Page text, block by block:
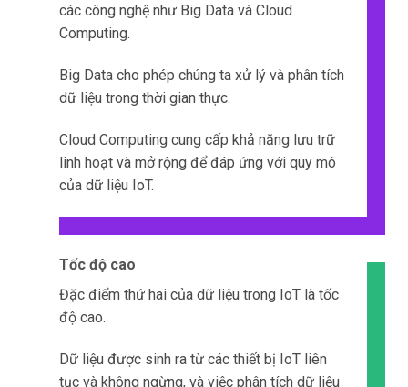
Điều quan trọng là có khả năng tích hợp và thu
thập dữ liệu từ các thiết bị này để xử lý và phân
Một số thiết bị IoT phổ biến bao gồm cảm biến
động, và nhiều hơn nữa.
Việc tích hợp dữ liệu từ các
Ngoài ra còn phải đảm bảo tính nhất quán và
tin cậy của dữ liệu thu thập được.
(Message Queuing Telemetry Transport) và
CoAP (Constrained Application Protocol)